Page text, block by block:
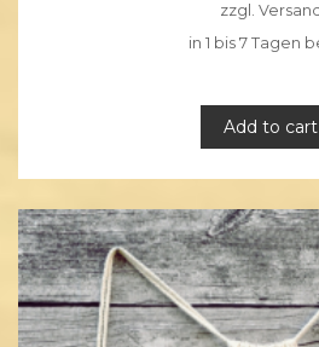
zzgl. Versand
in 1 bis 7 Tagen
Add to cart